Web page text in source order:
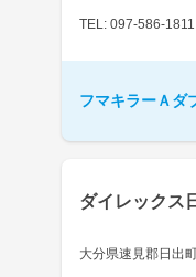
TEL: 097-586-1811
フマキラーＡダ
ダイレックス
大分県速見郡日出